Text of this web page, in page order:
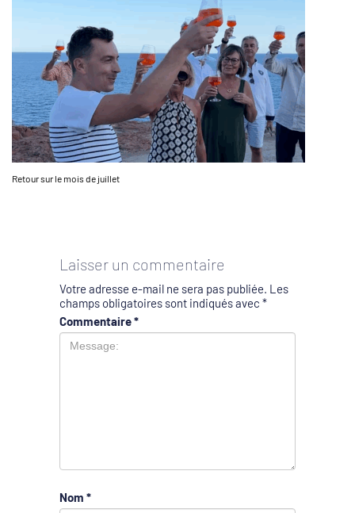
Retour sur le mois de juillet
Laisser un commentaire
Votre adresse e-mail ne sera pas publiée. Les
champs obligatoires sont indiqués avec *
Commentaire*
Nom *